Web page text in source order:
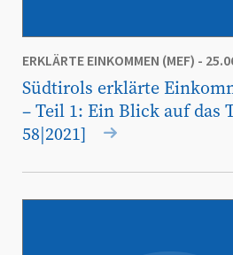
ERKLÄRTE EINKOMMEN (MEF) -
Südtirols erklärte
– Teil 1: Ein Blick auf das
58|2021]